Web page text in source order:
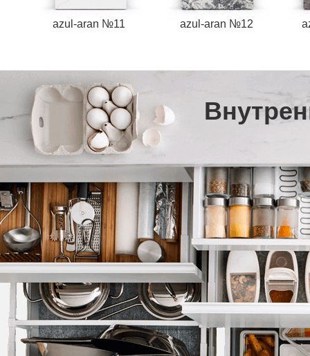
azul-aran №12
azul-aran №11